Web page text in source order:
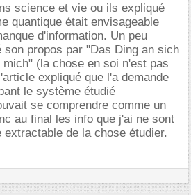
science et vie ou ils expliqué
quantique était envisageable
d'information. Un peu
propos par "Das Ding an sich
(la chose en soi n'est pas
expliqué que l'a demande
le système étudié
se comprendre comme un
au final les info que j'ai ne sont
extractable de la chose étudier.